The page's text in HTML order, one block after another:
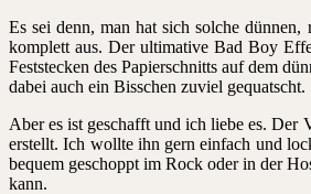
Es sei denn, man hat sich solche
komplett aus. Der ultimative Bad Boy
Feststecken des Papierschnitts auf dem
dabei auch ein Bisschen zuviel gequatscht.
Aber es ist geschafft und ich liebe es. Der
erstellt. Ich wollte ihn gern einfach und
bequem geschoppt im Rock oder in der
kann.